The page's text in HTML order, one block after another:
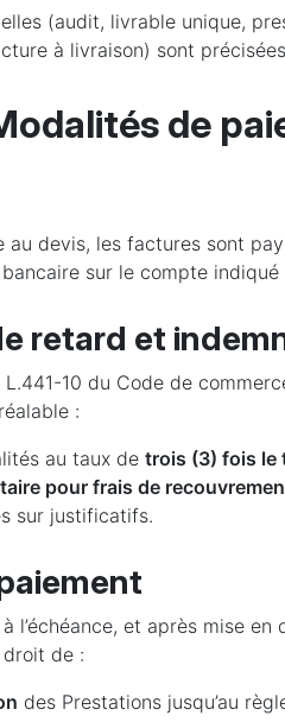
(audit, livrable unique,
à livraison) sont
de
au devis, les factures sont
bancaire sur le compte
retard et
L.441-10 du Code de
:
au taux de trois (3) fois le
pour frais de
sur justificatifs.
l’échéance, et après mise
de :
des Prestations jusqu’au